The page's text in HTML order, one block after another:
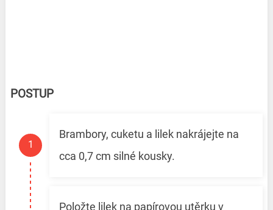
POSTUP
Brambory, cuketu a lilek nakrájejte na
cca 0,7 cm silné kousky.
Položte lilek na papírovou utěrku v